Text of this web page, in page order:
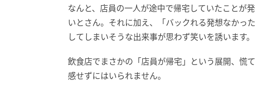
なんと、店員の一人が途中で帰宅していたことが
いとさん。それに加え、「バックれる発想なかっ
してしまいそうな出来事が思わず笑いを誘います。
飲食店でまさかの「店員が帰宅」という展開、慌
感せずにはいられません。